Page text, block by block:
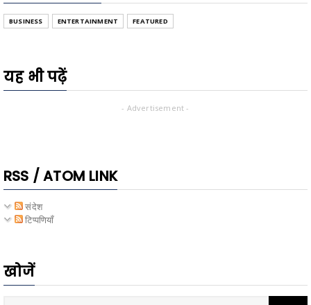
BUSINESS ENTERTAINMENT FEATURED
यह भी पढ़ें
- Advertisement -
RSS / ATOM LINK
संदेश
टिप्पणियाँ
खोजें